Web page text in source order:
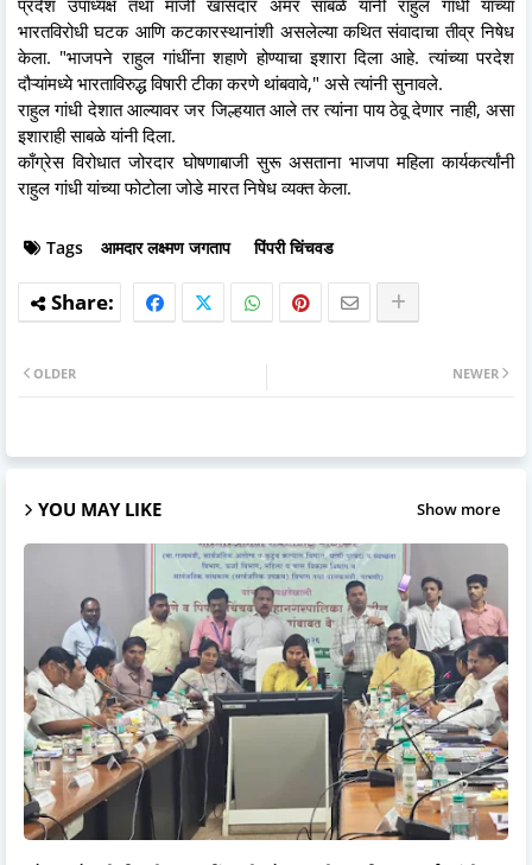
भारतविरोधी घटक आणि कटकारस्थानांशी असलेल्या कथित संवादाचा तीव्र निषेध
केला. "भाजपने राहुल गांधींना शहाणे होण्याचा इशारा दिला आहे. त्यांच्या परदेश
दौऱ्यांमध्ये भारताविरुद्ध विषारी टीका करणे थांबवावे," असे त्यांनी सुनावले.
राहुल गांधी देशात आल्यावर जर जिल्हयात आले तर त्यांना पाय ठेवू देणार नाही, असा
इशाराही साबळे यांनी दिला.
काँग्रेस विरोधात जोरदार घोषणाबाजी सुरू असताना भाजपा महिला कार्यकर्त्यांनी
राहुल गांधी यांच्या फोटोला जोडे मारत निषेध व्यक्त केला.
Tags आमदार लक्ष्मण जगताप पिंपरी चिंचवड
NEWER
OLDER
YOU MAY LIKE Show more